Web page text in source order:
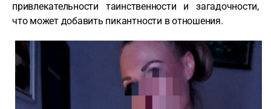
привлекательности таинственности и загадочности,
что может добавить пикантности в отношения.